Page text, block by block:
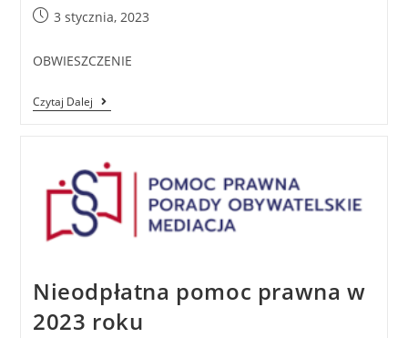
3 stycznia, 2023
OBWIESZCZENIE
Czytaj Dalej
Nieodpłatna pomoc prawna w
2023 roku